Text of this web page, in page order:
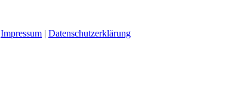
Impressum | Datenschutzerklärung